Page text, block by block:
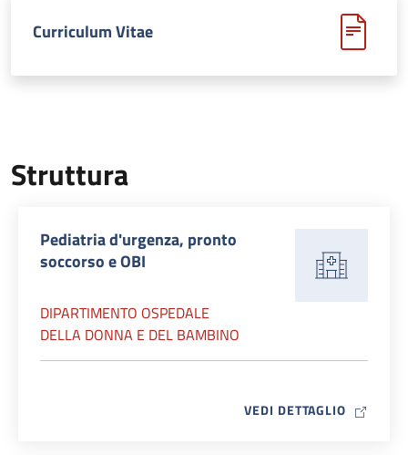
Curriculum Vitae
Struttura
Pediatria d'urgenza, pronto
soccorso e OBI
DIPARTIMENTO OSPEDALE
DELLA DONNA E DEL BAMBINO
VEDI DETTAGLIO MAP ICON